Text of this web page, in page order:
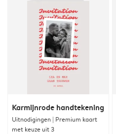
Karmijnrode handtekening
Uitnodigingen | Premium kaart
met keuze uit 3